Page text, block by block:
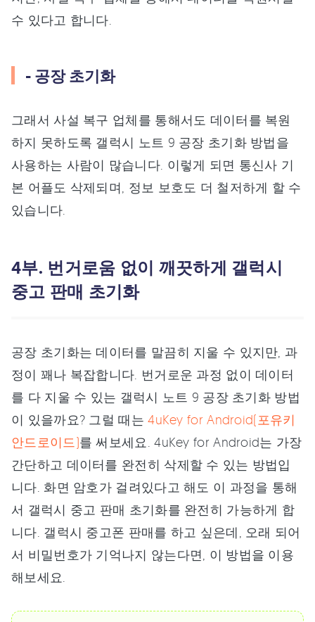
수 있다고 합니다.
- 공장 초기화
그래서 사설 복구 업체를 통해서도 데이터를 복원
하지 못하도록 갤럭시 노트 9 공장 초기화 방법을
사용하는 사람이 많습니다. 이렇게 되면 통신사 기
본 어플도 삭제되며, 정보 보호도 더 철저하게 할 수
있습니다.
4부. 번거로움 없이 깨끗하게 갤럭시
중고 판매 초기화
공장 초기화는 데이터를 말끔히 지울 수 있지만, 과
정이 꽤나 복잡합니다. 번거로운 과정 없이 데이터
를 다 지울 수 있는 갤럭시 노트 9 공장 초기화 방법
이 있을까요? 그럴 때는4uKey for Android(포유키
안드로이드)를 써보세요. 4uKey for Android는 가장
간단하고 데이터를 완전히 삭제할 수 있는 방법입
니다. 화면 암호가 걸려있다고 해도 이 과정을 통해
서 갤럭시 중고 판매 초기화를 완전히 가능하게 합
니다. 갤럭시 중고폰 판매를 하고 싶은데, 오래 되어
서 비밀번호가 기억나지 않는다면, 이 방법을 이용
해보세요.